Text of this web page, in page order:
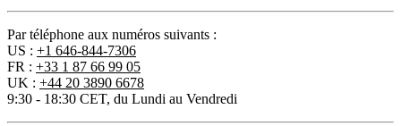
Par téléphone aux numéros suivants :
US : +1 646-844-7306
FR : +33 1 87 66 99 05
UK : +44 20 3890 6678
9:30 - 18:30 CET, du Lundi au Vendredi